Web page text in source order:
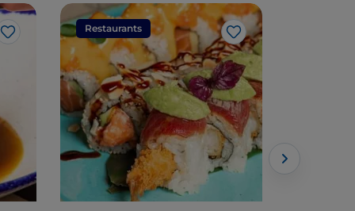
Like
Restaurants
Like